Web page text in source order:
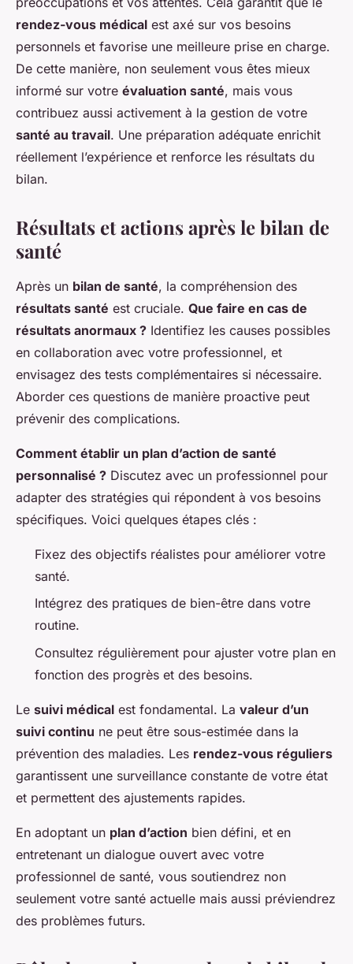
rendez-vous médical est axé sur vos besoins
personnels et favorise une meilleure prise en charge.
De cette manière, non seulement vous êtes mieux
informé sur votre évaluation santé, mais vous
contribuez aussi activement à la gestion de votre
santé au travail. Une préparation adéquate enrichit
réellement l’expérience et renforce les résultats du
bilan.
Résultats et actions après le bilan de
santé
Après un bilan de santé, la compréhension des
résultats santé est cruciale. Que faire en cas de
résultats anormaux ? Identifiez les causes possibles
en collaboration avec votre professionnel, et
envisagez des tests complémentaires si nécessaire.
Aborder ces questions de manière proactive peut
prévenir des complications.
Comment établir un plan d’action de santé
personnalisé ? Discutez avec un professionnel pour
adapter des stratégies qui répondent à vos besoins
spécifiques. Voici quelques étapes clés :
Fixez des objectifs réalistes pour améliorer votre
santé.
Intégrez des pratiques de bien-être dans votre
routine.
Consultez régulièrement pour ajuster votre plan en
fonction des progrès et des besoins.
Le suivi médical est fondamental. La valeur d’un
suivi continu ne peut être sous-estimée dans la
prévention des maladies. Les rendez-vous réguliers
garantissent une surveillance constante de votre état
et permettent des ajustements rapides.
En adoptant un plan d’action bien défini, et en
entretenant un dialogue ouvert avec votre
professionnel de santé, vous soutiendrez non
seulement votre santé actuelle mais aussi préviendrez
des problèmes futurs.